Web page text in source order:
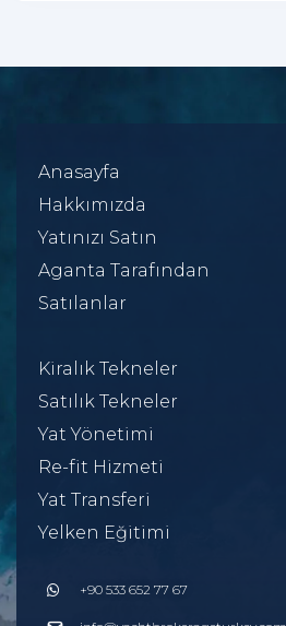
Anasayfa
Hakkımızda
Yatınızı Satın
Aganta Tarafından
Satılanlar
Kiralık Tekneler
Satılık Tekneler
Yat Yönetimi
Re-fit Hizmeti
Yat Transferi
Yelken Eğitimi
+90 533 652 77 67